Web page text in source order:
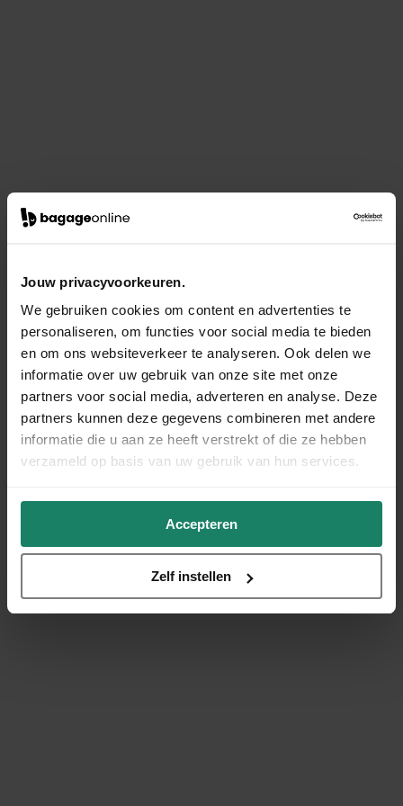
Jouw privacyvoorkeuren.
We gebruiken cookies om content en advertenties te
personaliseren, om functies voor social media te bieden
en om ons websiteverkeer te analyseren. Ook delen we
informatie over uw gebruik van onze site met onze
partners voor social media, adverteren en analyse. Deze
partners kunnen deze gegevens combineren met andere
informatie die u aan ze heeft verstrekt of die ze hebben
verzameld op basis van uw gebruik van hun services.
Accepteren
Zelf instellen